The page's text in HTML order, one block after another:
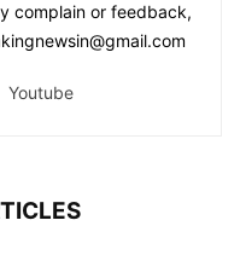
complain or feedback,
Youtube